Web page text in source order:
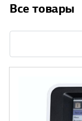
Все товары